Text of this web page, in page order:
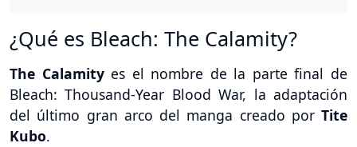
¿Qué es Bleach: The Calamity?
The Calamityes el nombre de la parte final de
Bleach: Thousand-Year Blood War, la adaptación
del último gran arco del manga creado porTite
Kubo.